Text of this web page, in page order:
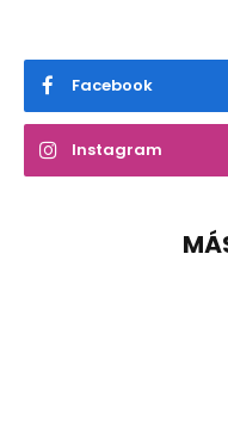
Facebook
Instagram